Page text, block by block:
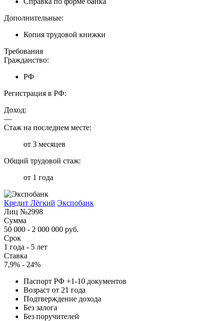
Дополнительные:
Копия трудовой книжки
Требования
Гражданство:
РФ
Регистрация в РФ:
Доход:
—
Стаж на последнем месте:
от 3 месяцев
Общий трудовой стаж:
от 1 года
Кредит Лёгкий Экспобанк
Лиц №2998
Сумма
50 000 - 2 000 000 руб.
Срок
1 года - 5 лет
Ставка
7,9% - 24%
Паспорт РФ +1-10 документов
Возраст от 21 года
Подтверждение дохода
Без залога
Без поручителей